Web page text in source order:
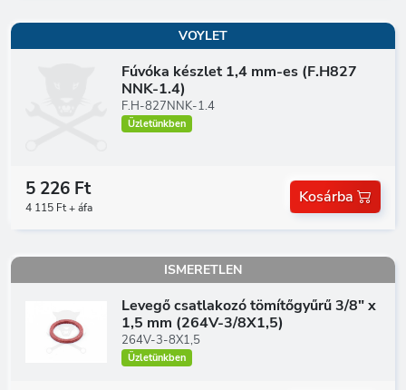
VOYLET
Fúvóka készlet 1,4 mm-es (F.H827
NNK-1.4)
F.H-827NNK-1.4
Üzletünkben
5 226 Ft
4 115 Ft + áfa
Kosárba
ISMERETLEN
Levegő csatlakozó tömítőgyűrű 3/8" x
1,5 mm (264V-3/8X1,5)
264V-3-8X1,5
Üzletünkben